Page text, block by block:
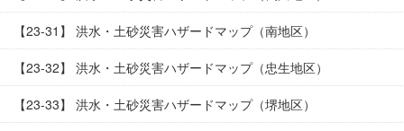
【23-31】 洪水・土砂災害ハザードマップ（南地区）
【23-32】 洪水・土砂災害ハザードマップ（忠生地区）
【23-33】 洪水・土砂災害ハザードマップ（堺地区）